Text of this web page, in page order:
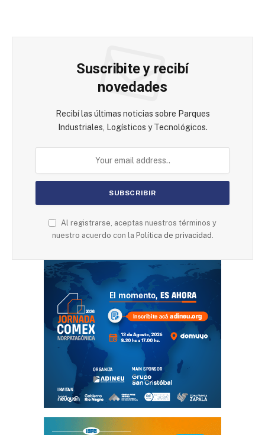
Suscribite y recibí
novedades
Recibí las últimas noticias sobre Parques
Industriales, Logísticos y Tecnológicos.
Al registrarse, aceptas nuestros términos y
nuestro acuerdo con la Política de privacidad .